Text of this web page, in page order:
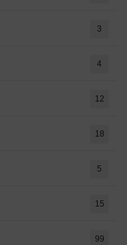
3
4
12
18
5
15
99